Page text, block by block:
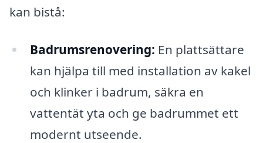
kan bistå:
Badrumsrenovering: En plattsättare
kan hjälpa till med installation av kakel
och klinker i badrum, säkra en
vattentät yta och ge badrummet ett
modernt utseende.